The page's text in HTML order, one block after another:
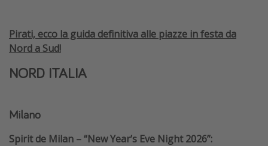
Città più visitate
Pirati, ecco la guida definitiva alle piazze in festa da
Nord a Sud!
NORD ITALIA
Milano
Spirit de Milan – “New Year’s Eve Night 2026”: